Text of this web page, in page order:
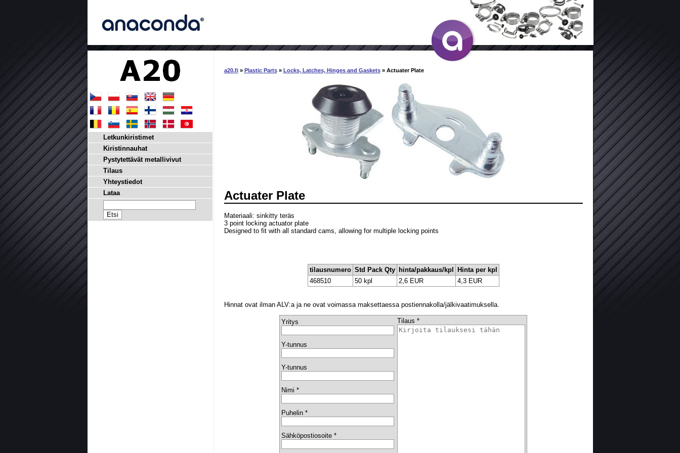
a20.fi» Plastic Parts» Locks, Latches, Hinges and Gaskets» Actuater Plate
Actuater Plate
Materiaali: sinkitty teräs
3 point locking actuator plate
Designed to fit with all standard cams, allowing for multiple locking points
tilausnumero Std Pack Qty hinta/pakkaus/kpl
Hinta per kpl
468510
50 kpl 2,6 EUR 4,3 EUR
Hinnat ovat ilman ALV:a ja ne ovat voimassa maksettaessa postiennakolla/jälkivaatimuksella.
Yritys Tilaus *
Y-tunnus
Y-tunnus
Nimi *
Puhelin *
Sähköpostiosoite *
Letkunkiristimet
Kiristinnauhat
Pystytettävät metallivivut
Tilaus
Yhteystiedot
Lataa